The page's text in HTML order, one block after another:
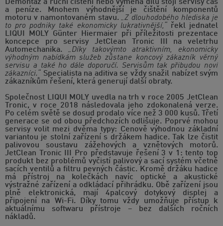
Demontáž a ruční čištění nebo výměna dílů stojí servisy čas
a peníze. Mnohem výhodnější je čištění komponentů
motoru v namontovaném stavu.„Z dlouhodobého hlediska je
to pro podniky také ekonomicky lukrativnější,“řekl jednatel
LIQUI MOLY Günter Hiermaier při příležitosti prezentace
koncepce pro servisy JetClean Tronic III na veletrhu
Automechanika. „Díky takovýmto atraktivním, ekonomicky
výhodným nabídkám služeb zůstane koncový zákazník věrný
servisu a také ho dále doporučí. Servisům tak přibudou noví
zákazníci.“ Specialista na aditiva se vždy snažil nabízet svým
zákazníkům řešení, která generují další obraty.
Společnost LIQUI MOLY uvedla na trh v roce 2005 JetClean
Tronic, v roce 2018 následovala jeho zdokonalená verze.
Po celém světě se dosud prodalo více než 3 000 kusů. Třetí
generace se od obou předchozích odlišuje. Poprvé mohou
servisy volit mezi dvěma typy: Cenově výhodnou základní
variantou je stolní zařízení s držákem hadice. Tak lze čistit
palivovou soustavu zážehových a vznětových motorů.
JetClean Tronic III Pro představuje řešení 3 v 1: tento top
produkt bez problémů vyčistí palivový a sací systém včetně
sacích ventilů a filtru pevných částic. Kromě držáku hadice
má přístroj na kolečkách navíc optické a akustické
výstražné zařízení a odkládací přihrádku. Obě zařízení jsou
plně elektronická, mají 4palcový dotykový displej a
připojení na Wi-Fi. Díky tomu vždy umožňuje přístup k
aktuálnímu softwaru přístroje – bez dalších ročních
nákladů.